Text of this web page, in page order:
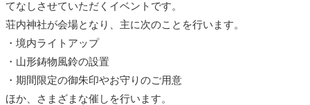
てなしさせていただくイベントです。
荘内神社が会場となり、主に次のことを行います。
・境内ライトアップ
・山形鋳物風鈴の設置
・期間限定の御朱印やお守りのご用意
ほか、さまざまな催しを行います。